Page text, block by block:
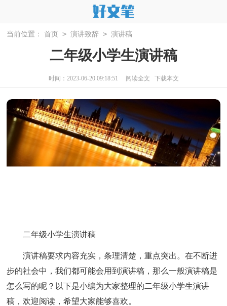
当前位置： 首页 > 演讲致辞 > 演讲稿
二年级小学生演讲稿
时间：2023-06-20 09:18:51 阅读全文 下载本文
二年级小学生演讲稿
演讲稿要求内容充实，条理清楚，重点突出。在不断进
步的社会中，我们都可能会用到演讲稿，那么一般演讲稿是
怎么写的呢？以下是小编为大家整理的二年级小学生演讲
稿，欢迎阅读，希望大家能够喜欢。